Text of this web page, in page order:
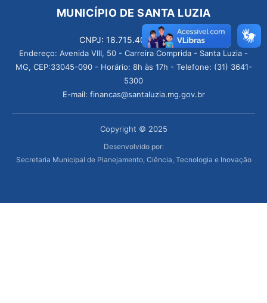
MUNICÍPIO DE SANTA LUZIA
CNPJ: 18.715.409/0001-50
Endereço: Avenida VIII, 50 - Carreira Comprida - Santa Luzia -
MG, CEP:33045-090 - Horário: 8h às 17h - Telefone: (31) 3641-
5300
E-mail: financas@santaluzia.mg.gov.br
Copyright © 2025
Desenvolvido por:
Secretaria Municipal de Planejamento, Ciência, Tecnologia e Inovação